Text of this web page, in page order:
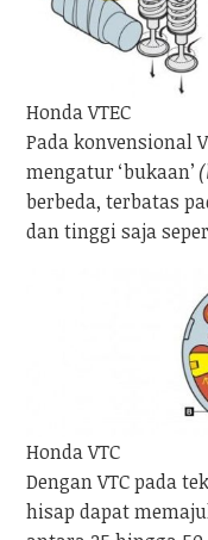
Honda VTEC
Pada konvensional
mengatur ‘bukaan’
berbeda, terbatas
dan tinggi saja
Honda VTC
Dengan VTC pada
hisap dapat